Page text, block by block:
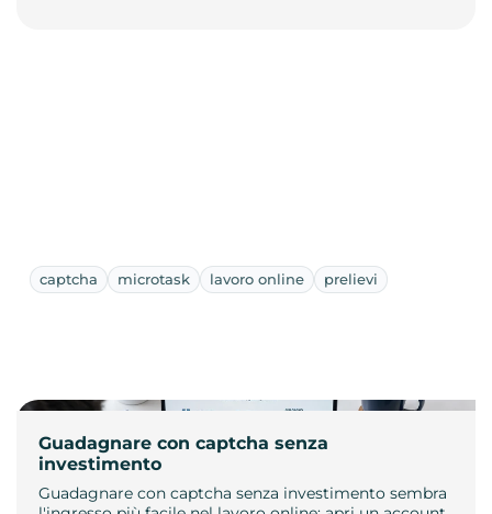
captcha microtask lavoro online prelievi
Guadagnare con captcha senza
investimento
Guadagnare con captcha senza investimento sembra